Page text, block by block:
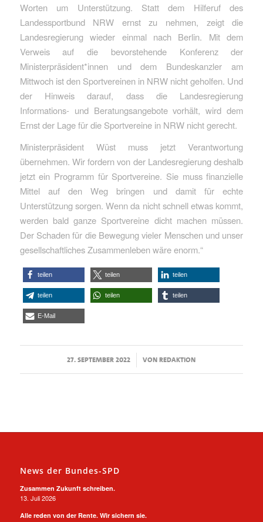
Worten um Unterstützung. Statt dem Hilferuf des
Landessportbund NRW ernst zu nehmen, zeigt die
Landesregierung wieder einmal nach Berlin. Mit dem
Verweis auf die bevorstehende Konferenz der
Ministerpräsident*innen und dem Bundeskanzler am
Mittwoch ist den Sportvereinen in NRW nicht geholfen. Und
der Hinweis darauf, dass die Landesregierung
Informations- und Beratungsangebote vorhält, wird dem
Ernst der Lage für die Sportvereine in NRW nicht gerecht.
Ministerpräsident Wüst muss jetzt Verantwortung
übernehmen. Wir fordern von der Landesregierung deshalb
jetzt ein Programm für Sportvereine. Sie muss finanzielle
Mittel auf den Weg bringen und damit für echte
Unterstützung sorgen. Wenn da nicht schnell etwas kommt,
werden bald ganze Sportvereine dicht machen müssen.
Der Schaden für die Bewegung vieler Menschen und unser
gesellschaftliches Zusammenleben wäre enorm.“
teilen teilen teilen
teilen teilen teilen
E-Mail
27. SEPTEMBER 2022
/ VONREDAKTION
News der Bundes-SPD
Zusammen Zukunft schreiben.
13. Juli 2026
Alle reden von der Rente. Wir sichern sie.